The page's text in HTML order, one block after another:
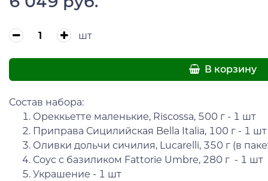
шт
В корзину
Состав набора:
Ореккьетте маленькие, Riscossa, 500 г - 1 шт
Приправа Сицилийская Bella Italia, 100 г - 1 шт
Оливки дольчи сичилия, Lucarelli, 350 г (в
Соус с базиликом Fattorie Umbre, 280 г - 1 шт
Украшение - 1 шт